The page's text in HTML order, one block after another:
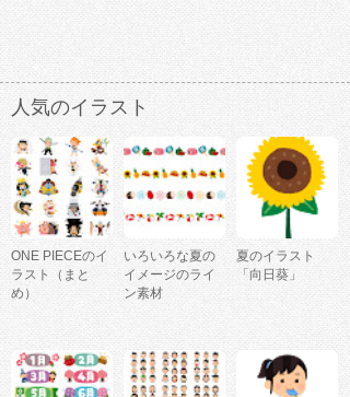
人気のイラスト
ONE PIECEのイ
ラスト（まと
め）
いろいろな夏の
イメージのライ
ン素材
夏のイラスト
「向日葵」